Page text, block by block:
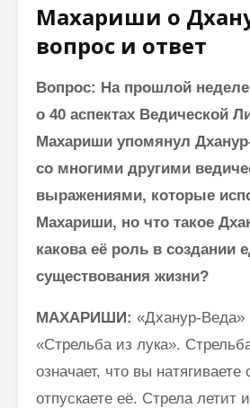
Махариши о
вопрос и ответ
Вопрос: На прошлой
о 40 аспектах Ведической
Махариши упомянул
со многими другими
выражениями, которые
Махариши, но что такое
какова её роль в создании
существования жизни?
МАХАРИШИ: «Дханур-Веда»
«Стрельба из лука».
означает, что вы натягиваете
отпускаете её. Стрела летит
Как говорить
соответственно
моменту и
окружению
Махариши
Махеш Йоги:
“Неправильное
толкование Вед,
Упанишад,
Гиты, всей этой
философии
философии
йоги…”
Три облика
Махариши